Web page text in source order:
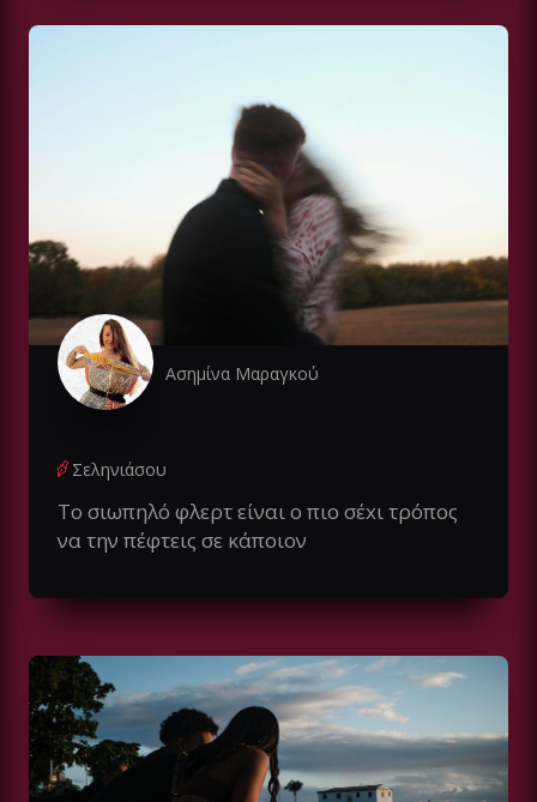
Ασημίνα Μαραγκού
Σεληνιάσου
Το σιωπηλό φλερτ είναι ο πιο σέxι τρόπος
να την πέφτεις σε κάποιον